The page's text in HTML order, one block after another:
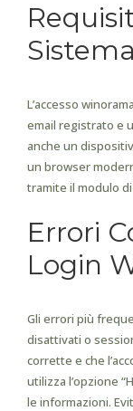
Sistema
L’accesso
email registrato e
anche un
un browser
tramite il modulo
Errori
Login
Gli errori più
disattivati o
corrette e che
utilizza l’opzione
le informazioni.